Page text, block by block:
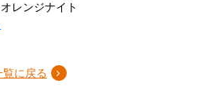
レンジナイト
覧に戻る